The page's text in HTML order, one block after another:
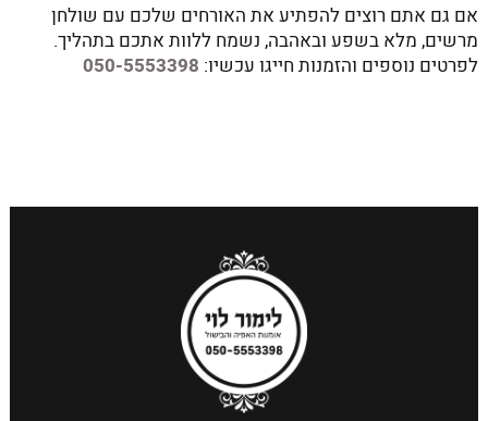
אם גם אתם רוצים להפתיע את האורחים שלכם עם שולחן
מרשים, מלא בשפע ובאהבה, נשמח ללוות אתכם בתהליך.
לפרטים נוספים והזמנות חייגו עכשיו: 050-5553398